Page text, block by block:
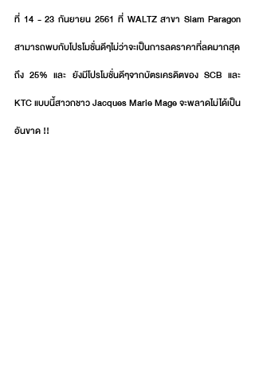
ที่ 14 - 23 กันยายน 2561 ที่ WALTZ สาขา Siam Paragon
สามารถพบกับโปรโมชั่นดีๆไม่ว่าจะเป็นการลดราคาที่ลดมากสุด
ถึง 25% และ ยังมีโปรโมชั่นดีๆจากบัตรเครดิตของ SCB และ
KTC แบบนี้สาวกชาว Jacques Marie Mage จะพลาดไม่ได้เป็น
อันขาด !!